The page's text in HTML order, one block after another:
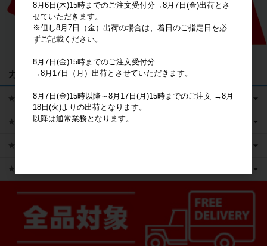
カテゴリ
★キャラクターグッズ
★新商品
★かえるのピクルス ライセンス商品
★ピックアップ
8月6日(木)15時までのご注文受付分→8月7日(金)出荷とさ
せていただきます。
※但し8月7日（金）出荷の場合は、着日のご指定日を必
ずご記載ください。
8月7日(金)15時までのご注文受付分
→8月17日（月）出荷とさせていただきます。
8月7日(金)15時以降～8月17日(月)15時までのご注文 →8月
18日(火)よりの出荷となります。
以降は通常業務となります。